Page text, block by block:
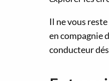
Il ne vous
en compagnie
conducteur